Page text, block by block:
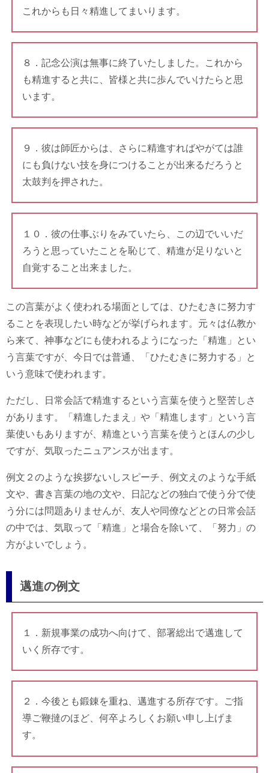
これからも日々精進してまいります。
８．記念公演は無事に終了いたしました。これから
も精進すると共に、皆様と共に歩んでいけたらと思
います。
９．彼は師匠からは、さらに精進すればやがては誰
にも負けない技を身につけることが出来るだろうと
太鼓判を押された。
１０．彼の仕事ぶりをみていたら、この辺でいいだ
ろうと思っていたことを恥じて、精進が足りないと
自覚すること出来ました。
この言葉がよく使われる場面としては、ひたむきに努力す
ることを表現したい時などが挙げられます。元々は仏教か
ら来て、神事などにも使われるようになった「精進」とい
う言葉ですが、今日では普通、「ひたむきに努力する」と
いう意味で使われます。
ただし、日常会話で精進するという言葉を使うと堅苦しさ
があります。「精進したまえ」や「精進します」という言
葉使いもありますが、精進という言葉を使うとほんの少し
ですが、気取ったニュアンスが出ます。
例文２のような挨拶ないしスピーチ、例文えのような手紙
文や、書き言葉の地の文や、日記などの独白で使う分で使
う分には問題ありませんが、友人や同僚などとの日常会話
の中では、気取って「精進」と場合を除いて、「努力」の
方がよいでしょう。
邁進の例文
１．新規事業の成功へ向けて、部署総出で邁進して
いく所存です。
２．今後とも鍛錬を重ね、邁進する所存です。ご指
導ご鞭撻のほど、何卒よろしくお願い申し上げま
す。